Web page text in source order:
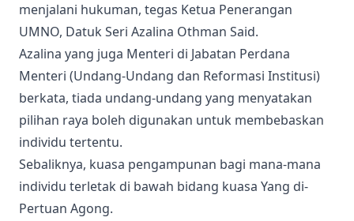
menjalani hukuman, tegas Ketua Penerangan
UMNO, Datuk Seri Azalina Othman Said.
Azalina yang juga Menteri di Jabatan Perdana
Menteri (Undang-Undang dan Reformasi Institusi)
berkata, tiada undang-undang yang menyatakan
pilihan raya boleh digunakan untuk membebaskan
individu tertentu.
Sebaliknya, kuasa pengampunan bagi mana-mana
individu terletak di bawah bidang kuasa Yang di-
Pertuan Agong.